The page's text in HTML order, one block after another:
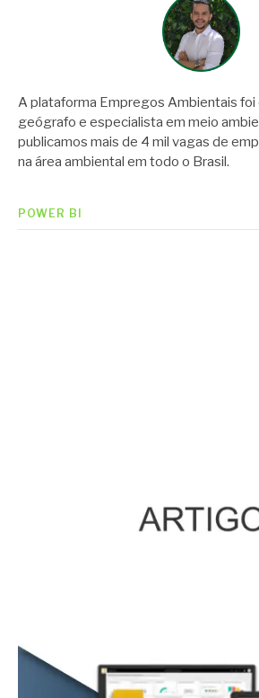
A plataforma Empregos Ambientais foi
geógrafo e especialista em meio
publicamos mais de 4 mil vagas de
na área ambiental em todo o Brasil.
POWER BI